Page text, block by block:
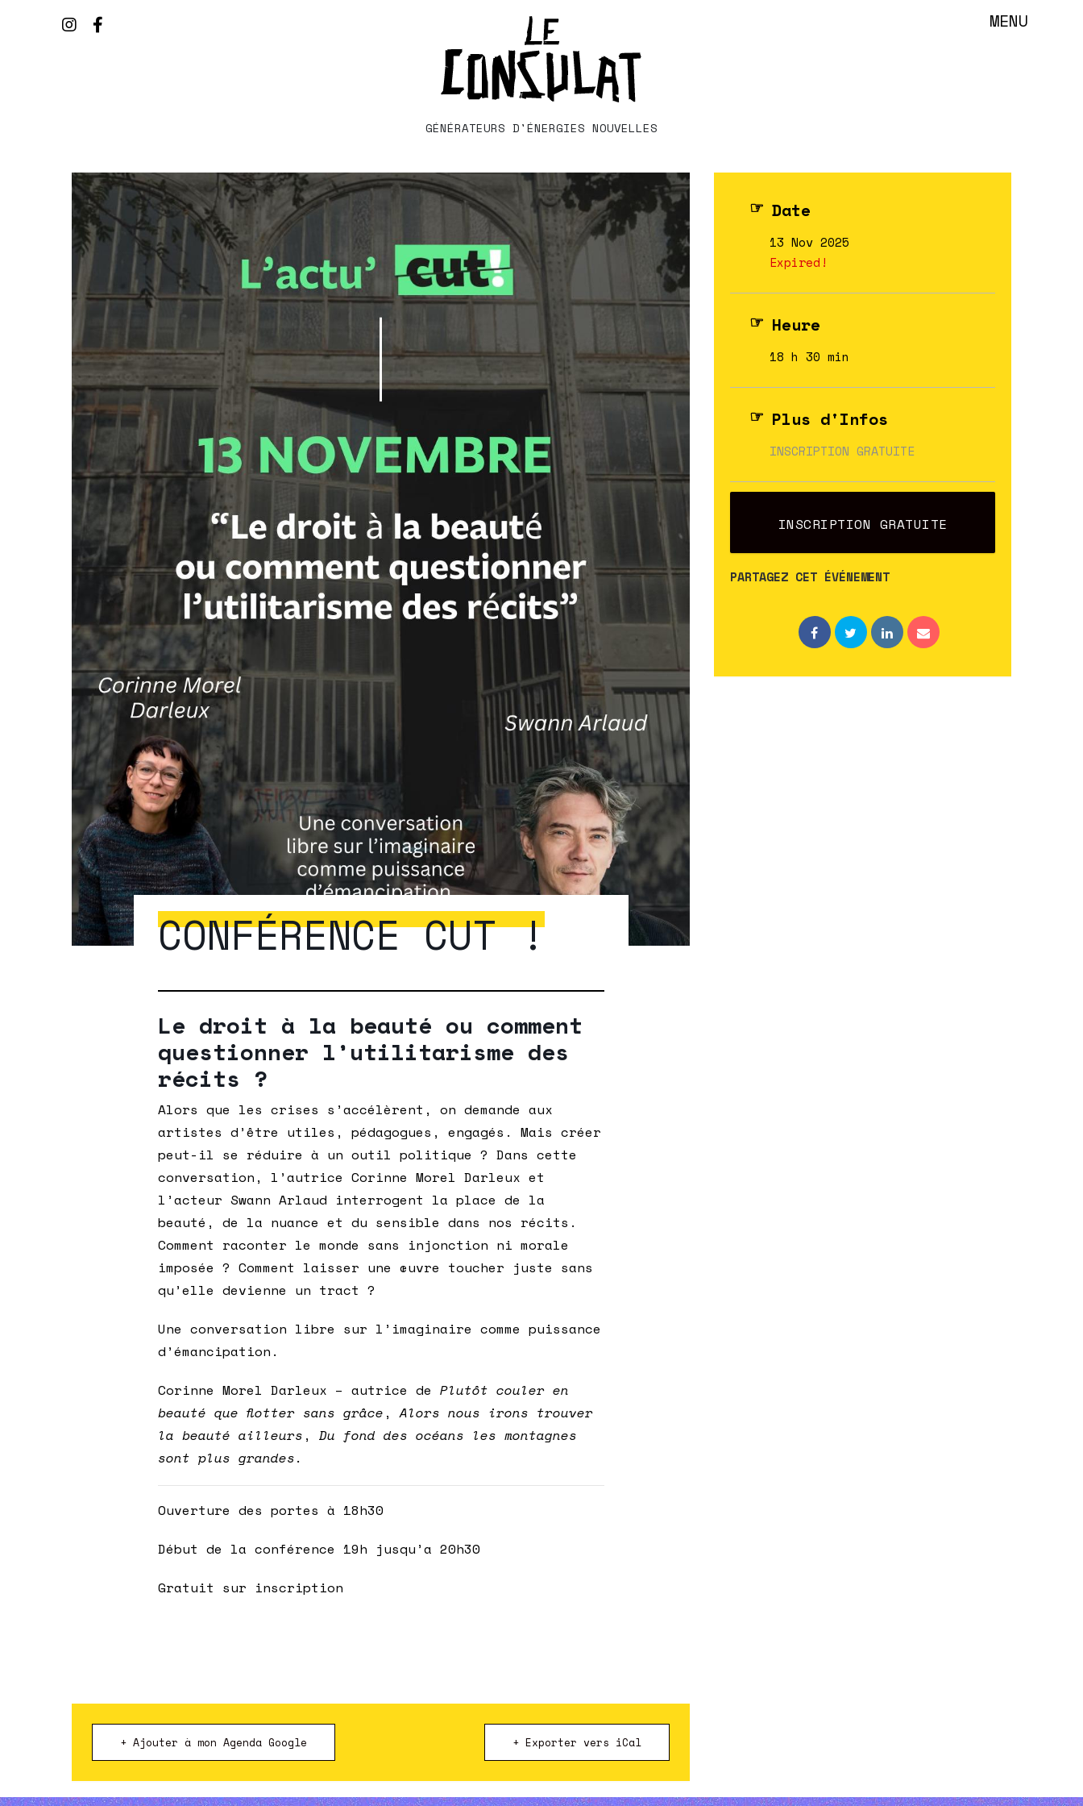
MENU
GÉNÉRATEURS D'ÉNERGIES NOUVELLES
CONFÉRENCE CUT !
Le droit à la beauté ou comment
questionner l’utilitarisme des
récits ?
Alors que les crises s’accélèrent, on demande aux
artistes d’être utiles, pédagogues, engagés. Mais créer
peut-il se réduire à un outil politique ? Dans cette
conversation, l’autrice Corinne Morel Darleux et
l’acteur Swann Arlaud interrogent la place de la
beauté, de la nuance et du sensible dans nos récits.
Comment raconter le monde sans injonction ni morale
imposée ? Comment laisser une œuvre toucher juste sans
qu’elle devienne un tract ?
Une conversation libre sur l’imaginaire comme puissance
d’émancipation.
Corinne Morel Darleux – autrice de Plutôt couler en
beauté que flotter sans grâce ,Alors nous irons trouver
la beauté ailleurs , Du fond des océans les montagnes
sont plus grandes.
Ouverture des portes à 18h30
Début de la conférence 19h jusqu’a 20h30
Gratuit sur inscription
+ Ajouter à mon Agenda Google + Exporter vers iCal
Date
13 Nov 2025
Expired!
Heure
18 h 30 min
Plus d'Infos
INSCRIPTION GRATUITE
INSCRIPTION GRATUITE
PARTAGEZ CET ÉVÉNEMENT